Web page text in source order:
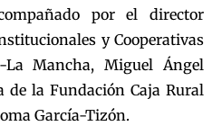
por el director
y Cooperativas
La Mancha, Miguel Ángel
de la Fundación Caja Rural
García-Tizón.